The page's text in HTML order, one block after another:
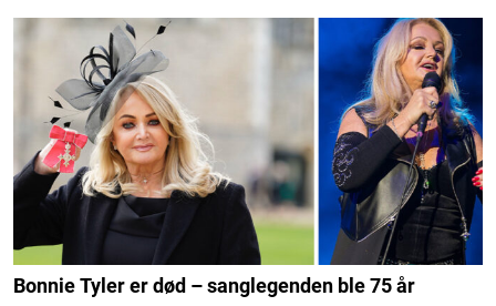
Bonnie Tyler er død – sanglegenden ble 75 år